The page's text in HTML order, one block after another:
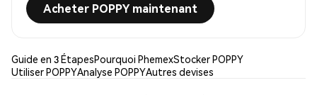
Acheter POPPY maintenant
Guide en 3 ÉtapesPourquoi PhemexStocker POPPY
Utiliser POPPYAnalyse POPPYAutres devises